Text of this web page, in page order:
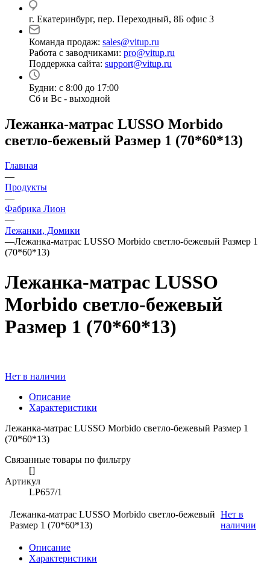
г. Екатеринбург, пер. Переходный, 8Б офис 3
Команда продаж: sales@vitup.ru
Работа с заводчиками: pro@vitup.ru
Поддержка сайта: support@vitup.ru
Будни: с 8:00 до 17:00
Сб и Вс - выходной
Лежанка-матрас LUSSO Morbido
светло-бежевый Размер 1 (70*60*13)
Главная
—
Продукты
—
Фабрика Лион
—
Лежанки, Домики
—Лежанка-матрас LUSSO Morbido светло-бежевый Размер 1
(70*60*13)
Лежанка-матрас LUSSO
Morbido светло-бежевый
Размер 1 (70*60*13)
Нет в наличии
Описание
Характеристики
Лежанка-матрас LUSSO Morbido светло-бежевый Размер 1
(70*60*13)
Связанные товары по фильтру
[]
Артикул
LP657/1
Лежанка-матрас LUSSO Morbido светло-бежевый
Размер 1 (70*60*13)
Нет в
наличии
Описание
Характеристики